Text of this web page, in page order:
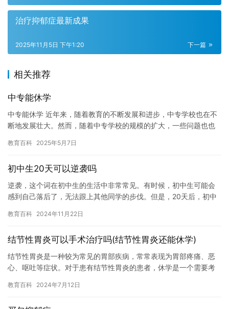
治疗抑郁症最新成果
下一篇
2025年11月5日 下午1:20
相关推荐
中专能休学
中专能休学 近年来，随着教育的不断发展和进步，中专学校也在不
断地发展壮大。然而，随着中专学校的规模的扩大，一些问题也也
会出…
教育百科 2025年5月7日
初中生20天可以逆袭吗
逆袭，这个词在初中生的生活中非常常见。有时候，初中生可能会
感到自己落后了，无法跟上其他同学的步伐。但是，20天后，初中
将探…
教育百科 2024年11月22日
结节性胃炎可以手术治疗吗(结节性胃炎还能休学)
结节性胃炎是一种较为常见的胃部疾病，常常表现为胃部疼痛、恶
心、呕吐等症状。对于患有结节性胃炎的患者，休学是一个需要考
但并不…
教育百科 2024年7月12日